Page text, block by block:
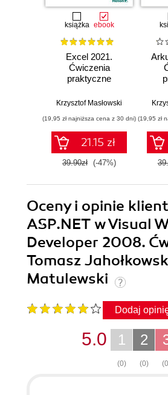
książka ebook
Excel 2021.
Ćwiczenia
praktyczne
Krzysztof Masłowski
(19,95 zł najniższa cena z 30 dni)
21.15 zł
39.90zł (-47%)
(19,95 zł
Oceny i opinie
ASP.NET w Visual
Developer 2008.
Tomasz
Matulewski
Dodaj
2
(0)
1
(0)
5.0